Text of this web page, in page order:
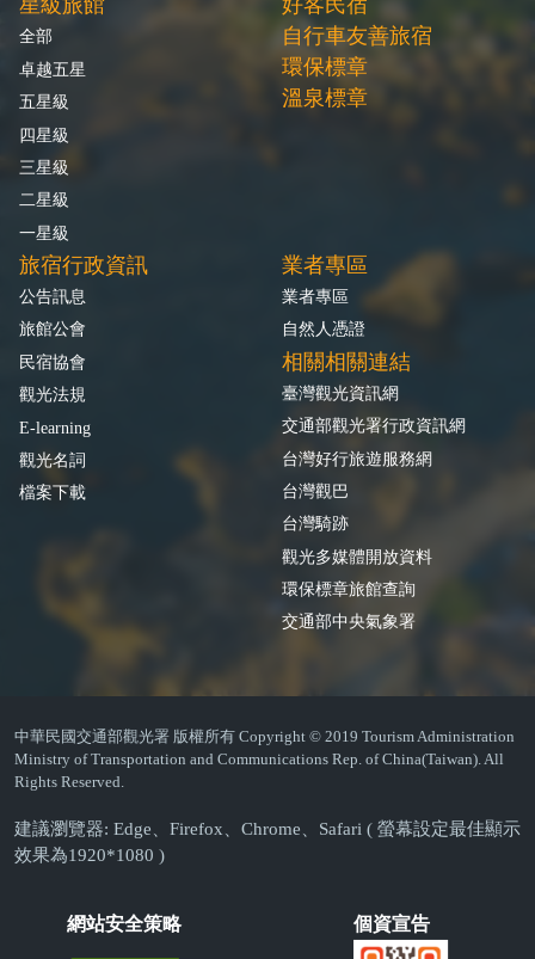
星級旅館
全部
卓越五星
五星級
四星級
三星級
二星級
一星級
好客民宿
自行車友善旅宿
環保標章
溫泉標章
旅宿行政資訊
公告訊息
旅館公會
民宿協會
觀光法規
E-learning
觀光名詞
檔案下載
業者專區
業者專區
自然人憑證
相關相關連結
臺灣觀光資訊網
交通部觀光署行政資訊網
台灣好行旅遊服務網
台灣觀巴
台灣騎跡
觀光多媒體開放資料
環保標章旅館查詢
交通部中央氣象署
中華民國交通部觀光署 版權所有 Copyright © 2019 Tourism Administration
Ministry of Transportation and Communications Rep. of China(Taiwan). All
Rights Reserved.
建議瀏覽器: Edge、Firefox、Chrome、Safari ( 螢幕設定最佳顯示
效果為1920*1080 )
網站安全策略 個資宣告